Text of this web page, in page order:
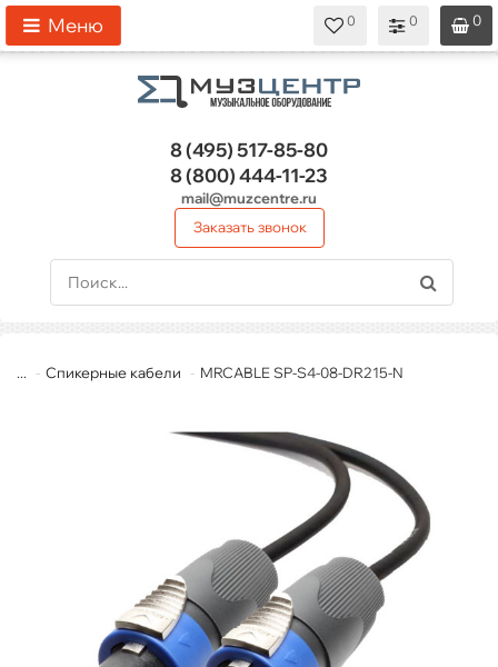
0
0
0
Меню
8 (495)517-85-80
8 (800)444-11-23
mail@muzcentre.ru
Заказать звонок
... Спикерные кабели MRCABLE SP-S4-08-DR215-N